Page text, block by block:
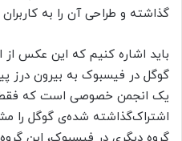
گذاشته و طراحی آن را به
باید اشاره کنیم که این عکس
گوگل در فیسبوک به بیرون درز
یک انجمن خصوصی است که فقط
اشتراک‌گذاشته شده‌ی گوگل را